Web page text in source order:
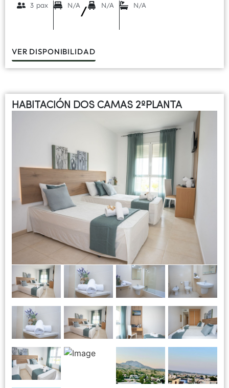
3 pax N/A
/
N/A N/A
VER DISPONIBILIDAD
HABITACIÓN DOS CAMAS 2ºPLANTA